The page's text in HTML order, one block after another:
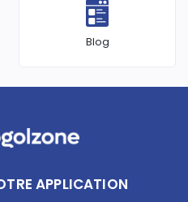
Blog
APPLICATION